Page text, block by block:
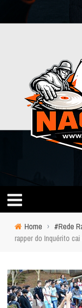
Home › #Rede
rapper do Inquérito